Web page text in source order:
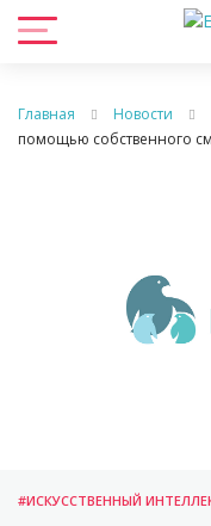
Главная Новости
помощью собственного
#ИСКУССТВЕННЫЙ